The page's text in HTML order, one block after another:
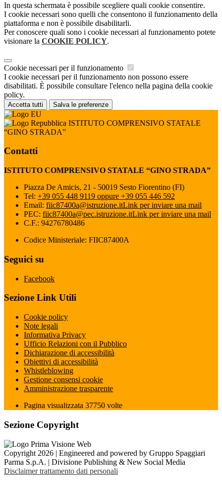
In questa schermata è possibile scegliere quali cookie consentire.
I cookie necessari sono quelli che consentono il funzionamento della
piattaforma e non è possibile disabilitarli.
Per conoscere quali sono i cookie necessari al funzionamento potete
visionare la COOKIE POLICY.
Cookie necessari per il funzionamento
I cookie necessari per il funzionamento non possono essere
disabilitati. È possibile consultare l'elenco nella pagina della cookie
policy.
Accetta tutti Salva le preferenze
ISTITUTO COMPRENSIVO STATALE
“GINO STRADA”
Contatti
ISTITUTO COMPRENSIVO STATALE “GINO STRADA”
Piazza De Amicis, 21 - 50019 Sesto Fiorentino (FI)
Tel: +39 055 448 9119 oppure +39 055 446 592
Email: fiic87400a@istruzione.itLink per inviare una mail
PEC: fiic87400a@pec.istruzione.itLink per inviare una mail
C.F.: 94276780486
Codice Ministeriale: FIIC87400A
Seguici su
Facebook
Sezione Link Utili
Cookie policy
Note legali
Informativa Privacy
Ufficio Relazioni con il Pubblico
Dichiarazione di accessibilità
Obiettivi di accessibilità
Whistleblowing
Gestione consensi cookie
Amministrazione trasparente
Pagina visualizzata 37750 volte
Sezione Copyright
Copyright 2026 | Engineered and powered by Gruppo Spaggiari
Parma S.p.A. | Divisione Publishing & New Social Media
Disclaimer trattamento dati personali